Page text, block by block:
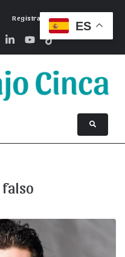
Registrarse
falso
ES